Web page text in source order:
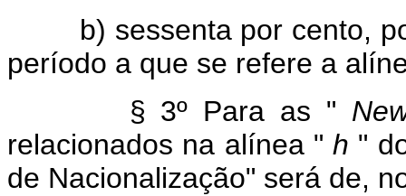
b) sessenta por cento,
período a que se refere a
§ 3º Para as "
relacionados na alínea "h "
de Nacionalização" será de,